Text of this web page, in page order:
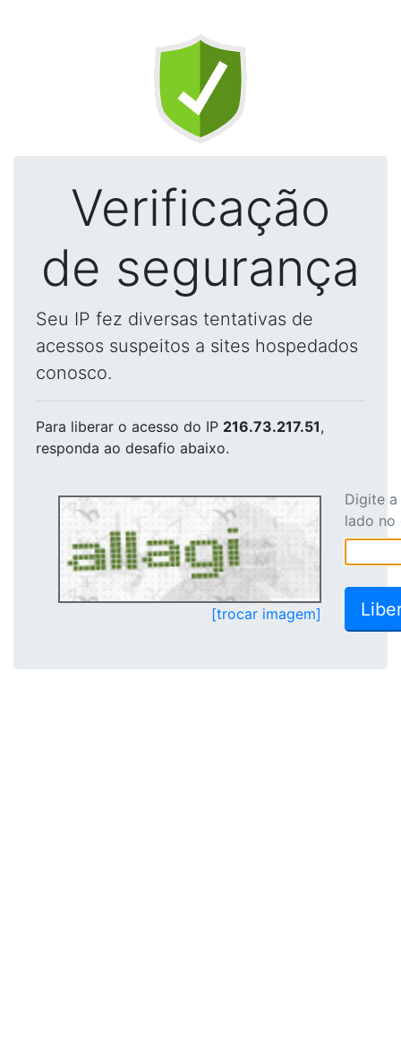
Verificação
de segurança
Seu IP fez diversas tentativas de
acessos suspeitos a sites hospedados
conosco.
Para liberar o acesso do IP 216.73.217.51,
responda ao desafio abaixo.
[trocar imagem]
Digite
lado no